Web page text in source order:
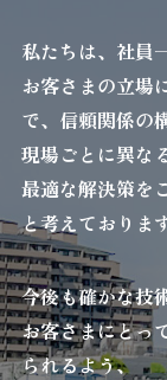
私たちは、社員
お客さまの立場
で、信頼関係の
現場ごとに異な
最適な解決策を
と考えておりま
今後も確かな技
お客さまにとっ
られるよう、